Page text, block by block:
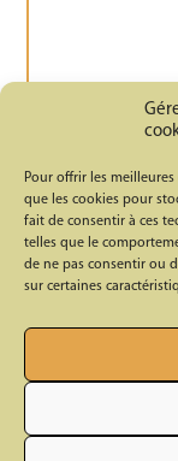
Pour offrir les
que les cookies pour
fait de consentir à ces
telles que le
de ne pas consentir ou
sur certaines
J’ai lu